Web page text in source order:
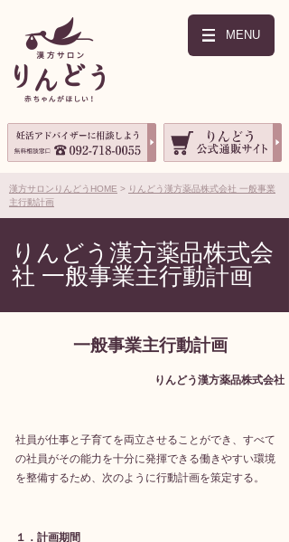
MENU
漢方サロンりんどうHOME
りんどう漢方薬品株式会社 一般事業
主行動計画
りんどう漢方薬品株式会
社 一般事業主行動計画
一般事業主行動計画
りんどう漢方薬品株式会社
社員が仕事と子育てを両立させることができ、すべて
の社員がその能力を十分に発揮できる働きやすい環境
を整備するため、次のように行動計画を策定する。
１．計画期間